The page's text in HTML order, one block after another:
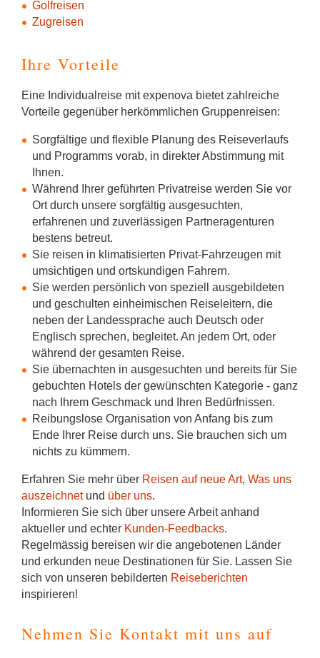
Golfreisen
Zugreisen
Ihre Vorteile
Eine Individualreise mit expenova bietet zahlreiche
Vorteile gegenüber herkömmlichen Gruppenreisen:
Sorgfältige und flexible Planung des Reiseverlaufs
und Programms vorab, in direkter Abstimmung mit
Ihnen.
Während Ihrer geführten Privatreise werden Sie vor
Ort durch unsere sorgfältig ausgesuchten,
erfahrenen und zuverlässigen Partneragenturen
bestens betreut.
Sie reisen in klimatisierten Privat-Fahrzeugen mit
umsichtigen und ortskundigen Fahrern.
Sie werden persönlich von speziell ausgebildeten
und geschulten einheimischen Reiseleitern, die
neben der Landessprache auch Deutsch oder
Englisch sprechen, begleitet. An jedem Ort, oder
während der gesamten Reise.
Sie übernachten in ausgesuchten und bereits für Sie
gebuchten Hotels der gewünschten Kategorie - ganz
nach Ihrem Geschmack und Ihren Bedürfnissen.
Reibungslose Organisation von Anfang bis zum
Ende Ihrer Reise durch uns. Sie brauchen sich um
nichts zu kümmern.
Erfahren Sie mehr über Reisen auf neue Art, Was uns
auszeichnetund über uns.
Informieren Sie sich über unsere Arbeit anhand
aktueller und echter Kunden-Feedbacks.
Regelmässig bereisen wir die angebotenen Länder
und erkunden neue Destinationen für Sie. Lassen Sie
sich von unseren bebilderten Reiseberichten
inspirieren!
Nehmen Sie Kontakt mit uns auf